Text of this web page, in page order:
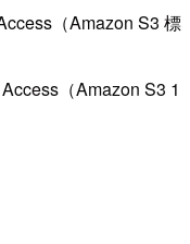
（Amazon S3 標
（Amazon S3 1